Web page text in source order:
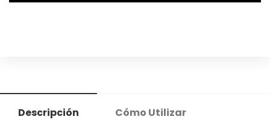
Descripción Cómo Utilizar